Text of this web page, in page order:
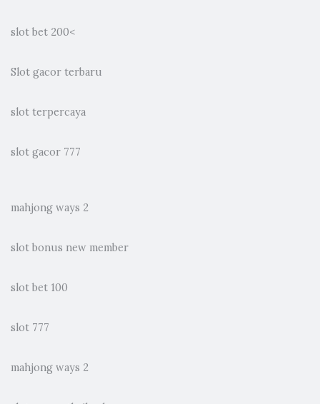
slot bet 200<
Slot gacor terbaru
slot terpercaya
slot gacor 777
mahjong ways 2
slot bonus new member
slot bet 100
slot 777
mahjong ways 2